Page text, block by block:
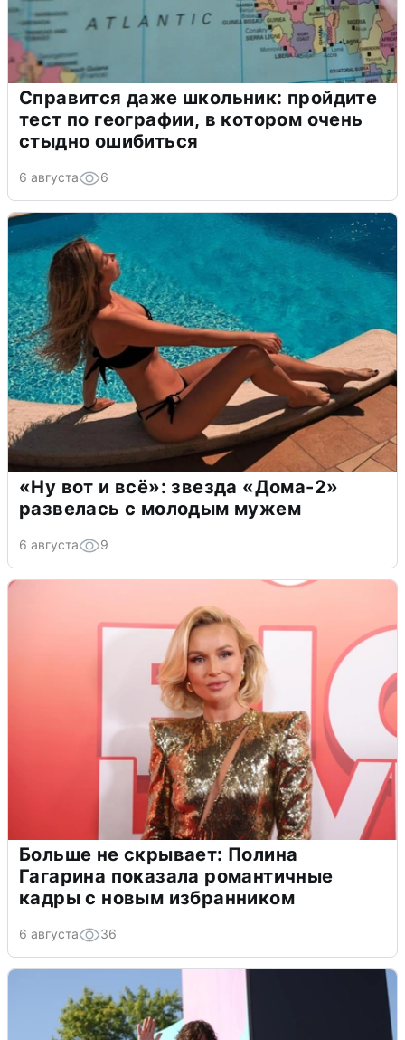
Справится даже школьник: пройдите
тест по географии, в котором очень
стыдно ошибиться
6 августа 6
«Ну вот и всё»: звезда «Дома-2»
развелась с молодым мужем
6 августа 9
Больше не скрывает: Полина
Гагарина показала романтичные
кадры с новым избранником
6 августа 36